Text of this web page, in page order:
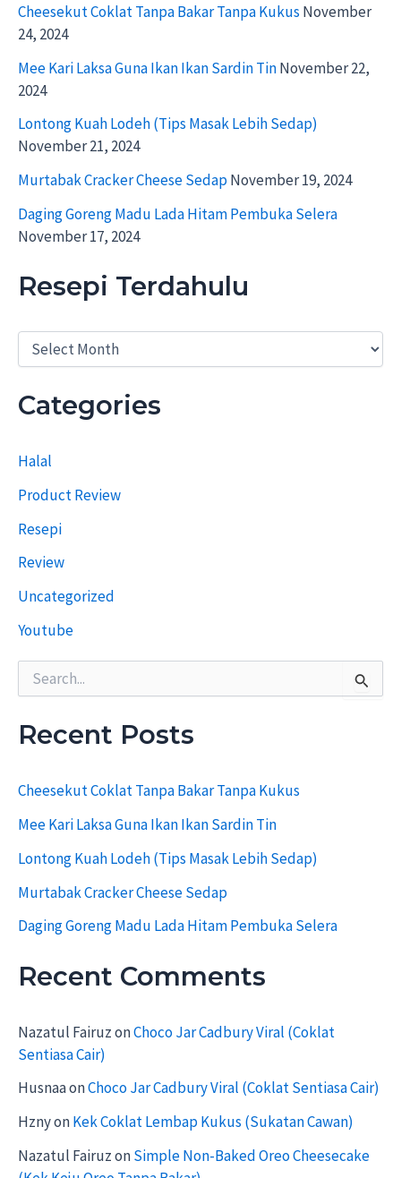
Cheesekut Coklat Tanpa Bakar Tanpa Kukus November
24, 2024
Mee Kari Laksa Guna Ikan Ikan Sardin TinNovember 22,
2024
Lontong Kuah Lodeh (Tips Masak Lebih Sedap)
November 21, 2024
Murtabak Cracker Cheese SedapNovember 19, 2024
Daging Goreng Madu Lada Hitam Pembuka Selera
November 17, 2024
Resepi Terdahulu
R
e
p
e
d
h
u
l
u
Categories
Halal
Product Review
Resepi
Review
Uncategorized
Youtube
r
c
o
:
Recent Posts
Cheesekut Coklat Tanpa Bakar Tanpa Kukus
Mee Kari Laksa Guna Ikan Ikan Sardin Tin
Lontong Kuah Lodeh (Tips Masak Lebih Sedap)
Murtabak Cracker Cheese Sedap
Daging Goreng Madu Lada Hitam Pembuka Selera
Recent Comments
Nazatul FairuzonChoco Jar Cadbury Viral (Coklat
Sentiasa Cair)
HusnaaonChoco Jar Cadbury Viral (Coklat Sentiasa Cair)
HznyonKek Coklat Lembap Kukus (Sukatan Cawan)
Nazatul FairuzonSimple Non-Baked Oreo Cheesecake